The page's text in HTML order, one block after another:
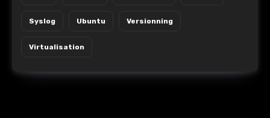
Syslog Ubuntu Versionning
Virtualisation